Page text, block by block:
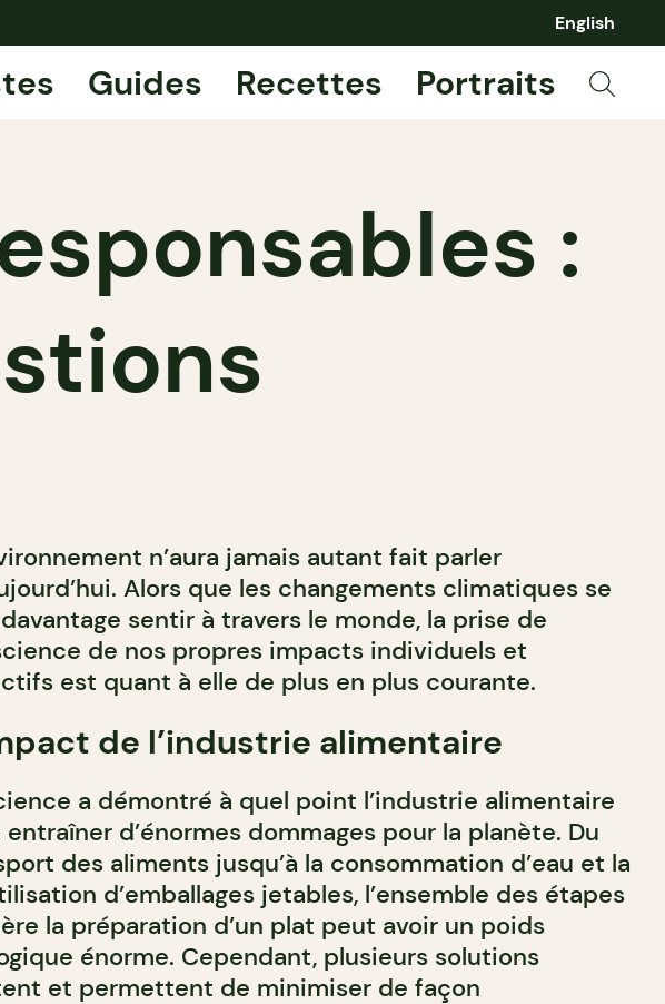
English
Guides Recettes Portraits
:
n’aura jamais autant fait parler
Alors que les changements climatiques se
sentir à travers le monde, la prise de
de nos propres impacts individuels et
est quant à elle de plus en plus courante.
de l’industrie alimentaire
a démontré à quel point l’industrie alimentaire
d’énormes dommages pour la planète. Du
des aliments jusqu’à la consommation d’eau et la
d’emballages jetables, l’ensemble des étapes
la préparation d’un plat peut avoir un poids
énorme. Cependant, plusieurs solutions
et permettent de minimiser de façon